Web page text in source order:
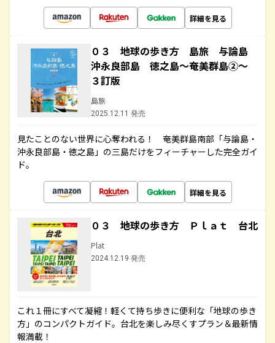
詳細を見る
０３ 地球の歩き方 島旅 与論島
沖永良部島 徳之島～奄美群島②～
３訂版
島旅
2025.12.11 発売
見たことのない世界に心奪われる！ 奄美群島南部「与論島・
沖永良部島・徳之島」の三島だけをフィーチャーした完全ガイ
ド。
詳細を見る
０３ 地球の歩き方 Ｐｌａｔ 台北
Plat
2024.12.19 発売
これ１冊にすべて凝縮！軽くて持ち歩きに便利な「地球の歩き
方」のコンパクトガイド。台北を楽しみ尽くすプラン＆最新情
報満載！